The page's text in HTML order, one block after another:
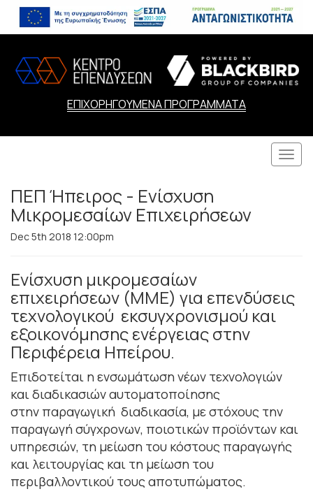
ΕΠΙΧΟΡΗΓΟΥΜΕΝΑ ΠΡΟΓΡΑΜΜΑΤΑ
ΠΕΠ Ήπειρος - Ενίσχυση
Μικρομεσαίων Επιχειρήσεων
Dec 5th 2018 12:00pm
Ενίσχυση μικρομεσαίων
επιχειρήσεων (ΜΜΕ) για επενδύσεις
τεχνολογικού εκσυγχρονισμού και
εξοικονόμησης ενέργειας στην
Περιφέρεια Ηπείρου.
Επιδοτείται η ενσωμάτωση νέων τεχνολογιών
και διαδικασιών αυτοματοποίησης
στην παραγωγική διαδικασία, με στόχους την
παραγωγή σύγχρονων, ποιοτικών προϊόντων και
υπηρεσιών, τη μείωση του κόστους παραγωγής
και λειτουργίας και τη μείωση του
περιβαλλοντικού τους αποτυπώματος.